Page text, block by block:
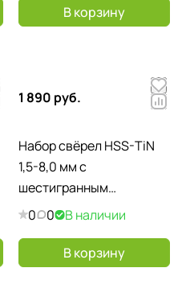
В корзину
1 890 руб.
Набор свёрел HSS-TiN
1,5-8,0 мм с
шестигранным
хвостовиком Greenworks
0 0 В наличии
В корзину